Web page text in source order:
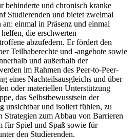
behinderte und chronisch kranke
Studierenden und bietet zweimal
einmal in Präsenz und einmal
die erschwerten
abzufedern. Er fördert den
Teilhaberechte und -angebote sowie
und außerhalb der
im Rahmen des Peer-to-Peer-
eines Nachteilsausgleichs und über
oder materiellen Unterstützung
das Selbstbewusstsein der
unsichtbar und isoliert fühlen, zu
Strategien zum Abbau von Barrieren
für Spiel und Spaß sowie für
den Studierenden.